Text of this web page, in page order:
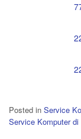
Posted in Service
Service Komputer di